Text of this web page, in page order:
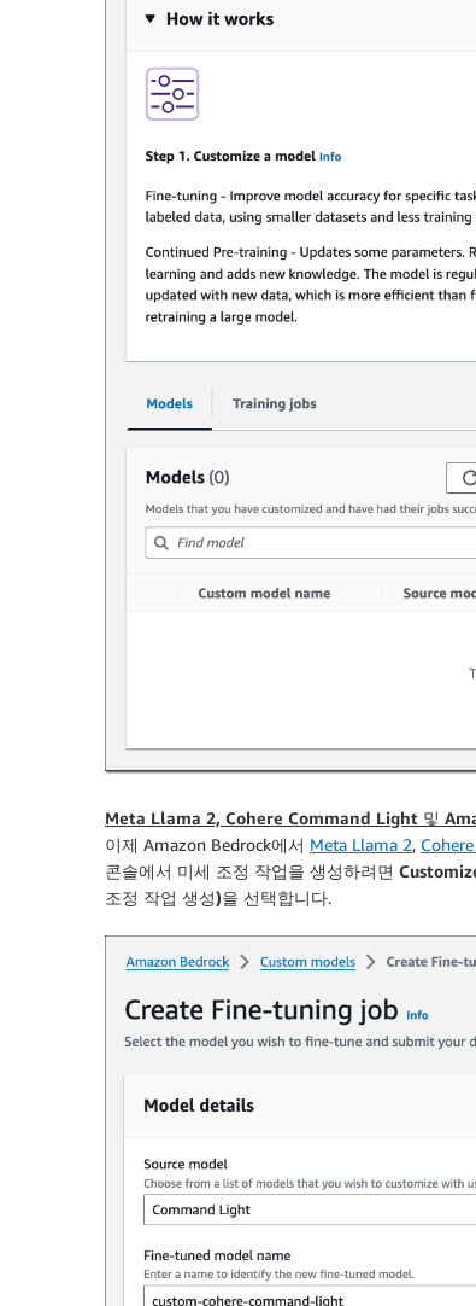
Meta Llama 2, Cohere Command Light 및
이제 Amazon Bedrock에서 Meta Llama 2,
콘솔에서 미세 조정 작업을 생성하려면
조정 작업 생성)을 선택합니다.